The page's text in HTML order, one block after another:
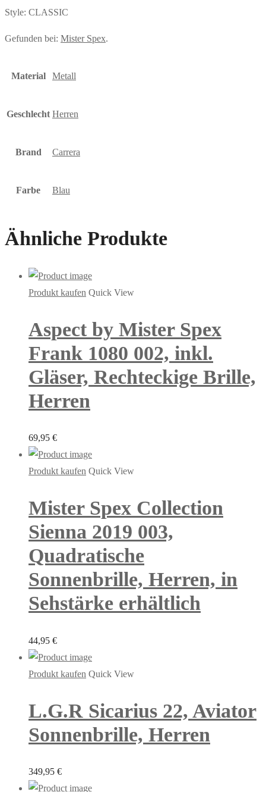
Style: CLASSIC
Gefunden bei: Mister Spex.
Material Metall
Geschlecht Herren
Brand Carrera
Farbe Blau
Ähnliche Produkte
Produkt kaufen Quick View
Aspect by Mister Spex
Frank 1080 002, inkl.
Gläser, Rechteckige Brille,
Herren
69,95 €
Produkt kaufen Quick View
Mister Spex Collection
Sienna 2019 003,
Quadratische
Sonnenbrille, Herren, in
Sehstärke erhältlich
44,95 €
Produkt kaufen Quick View
L.G.R Sicarius 22, Aviator
Sonnenbrille, Herren
349,95 €